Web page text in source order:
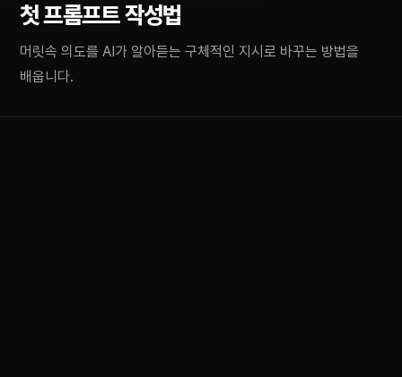
첫 프롬프트 작성법
머릿속 의도를 AI가 알아듣는 구체적인 지시로 바꾸는 방법을
배웁니다.